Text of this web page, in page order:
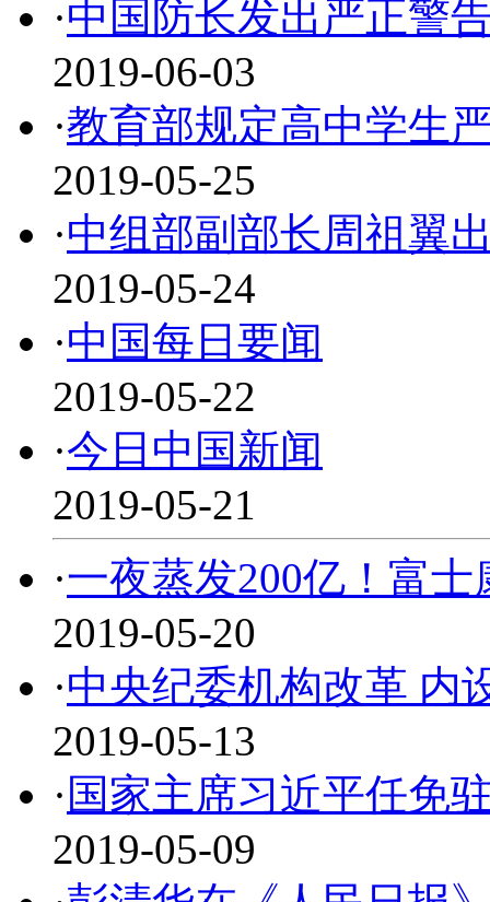
·中国防长发出严正警
2019-06-03
·教育部规定高中学生
2019-05-25
·中组部副部长周祖翼
2019-05-24
·中国每日要闻
2019-05-22
·今日中国新闻
2019-05-21
·一夜蒸发200亿！富士
2019-05-20
·中央纪委机构改革 内
2019-05-13
· 国家主席习近平任免
2019-05-09